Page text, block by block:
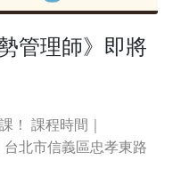
管理師》即將
！ 課程時間｜
北市信義區忠孝東路